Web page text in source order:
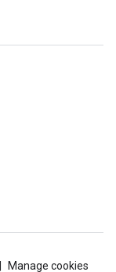
Manage cookies